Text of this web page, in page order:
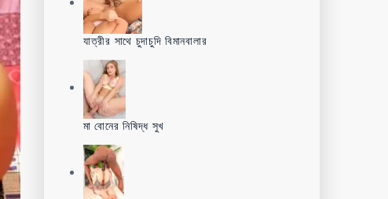
যাত্রীর সাথে চুদাচুদি বিমানবালার
মা বোনের নিষিদ্ধ সুখ